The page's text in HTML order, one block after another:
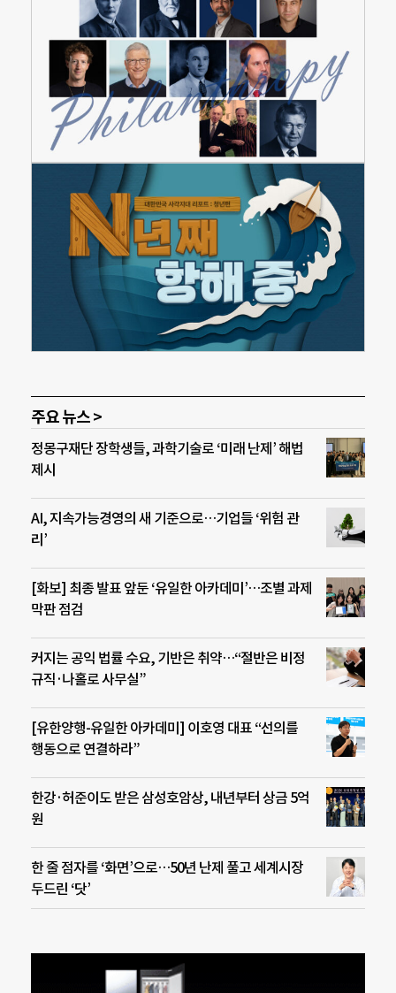
주요 뉴스 >
정몽구재단 장학생들, 과학기술로 ‘미래 난제’ 해법
제시
AI, 지속가능경영의 새 기준으로…기업들 ‘위험 관
리’
[화보] 최종 발표 앞둔 ‘유일한 아카데미’…조별 과제
막판 점검
커지는 공익 법률 수요, 기반은 취약…“절반은 비정
규직·나홀로 사무실”
[유한양행-유일한 아카데미] 이호영 대표 “선의를
행동으로 연결하라”
한강·허준이도 받은 삼성호암상, 내년부터 상금 5억
원
한 줄 점자를 ‘화면’으로…50년 난제 풀고 세계시장
두드린 ‘닷’